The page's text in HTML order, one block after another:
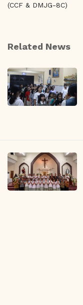
(CCF & DMJG-8C)
Related News